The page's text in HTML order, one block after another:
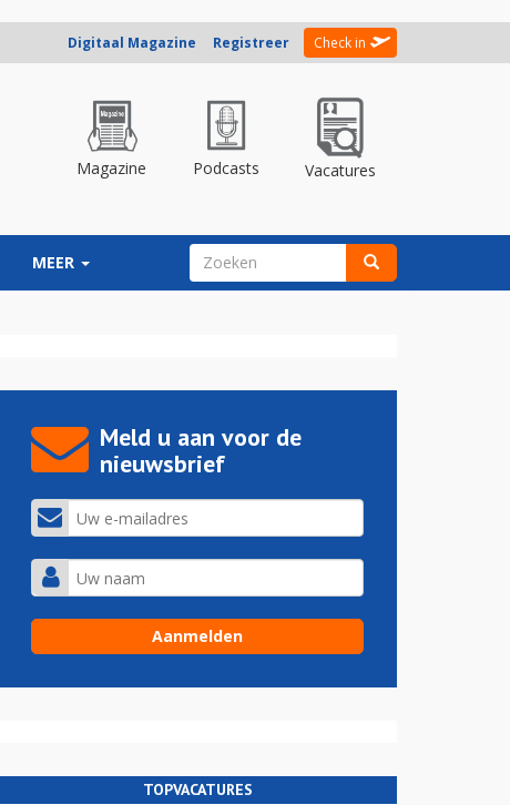
Digitaal Magazine Registreer Check in
Magazine Podcasts Vacatures
MEER ZOEKVELD
Meld u aan voor de
nieuwsbrief
TOPVACATURES